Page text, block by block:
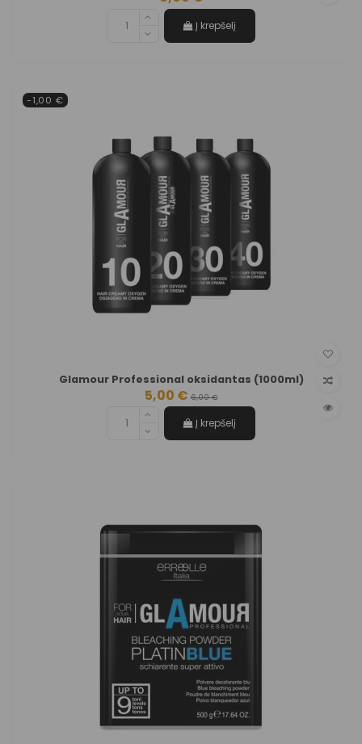
Į krepšelį
-1,00 €
Glamour Professional oksidantas (1000ml)
5,00 €6,00 €
Į krepšelį